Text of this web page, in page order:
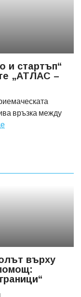
и стартъп“
„АТЛАС –
връзка между
върху